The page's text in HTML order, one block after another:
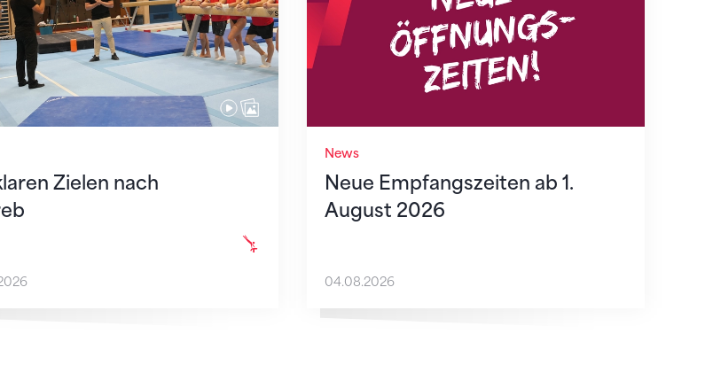
Zielen nach
News
Neue Empfangszeiten ab 1.
August 2026
04.08.2026